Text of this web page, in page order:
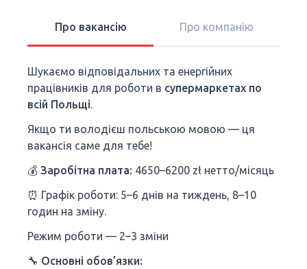
Про вакансію Про компанію
Шукаємо відповідальних та енергійних
працівників для роботи в супермаркетах по
всій Польщі.
Якщо ти володієш польською мовою — ця
вакансія саме для тебе!
💰 Заробітна плата: 4650–6200 zł нетто/місяць
⏰ Графік роботи: 5–6 днів на тиждень, 8–10
годин на зміну.
Режим роботи — 2–3 зміни
🔧 Основні обов’язки: